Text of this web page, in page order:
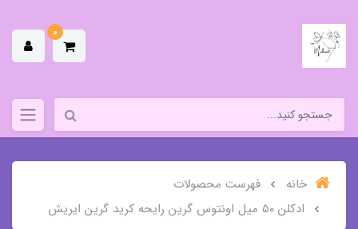
0
خانه
فهرست محصولات
ادکلن ۵۰ میل اونتوس گرین رایحه کرید گرین ایریش